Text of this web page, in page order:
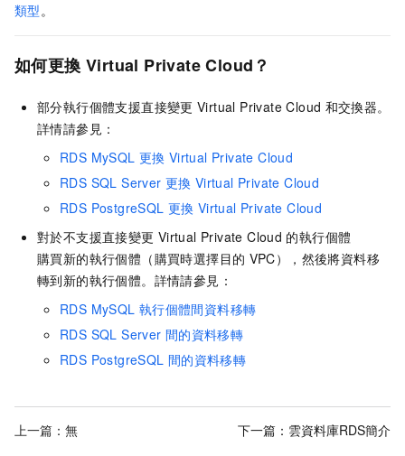
類型。
如何更換 Virtual Private Cloud？
部分執行個體支援直接變更 Virtual Private Cloud 和交換器。
詳情請參見：
RDS MySQL 更換 Virtual Private Cloud
RDS SQL Server 更換 Virtual Private Cloud
RDS PostgreSQL 更換 Virtual Private Cloud
對於不支援直接變更 Virtual Private Cloud 的執行個體
購買新的執行個體（購買時選擇目的 VPC），然後將資料移
轉到新的執行個體。詳情請參見：
RDS MySQL 執行個體間資料移轉
RDS SQL Server 間的資料移轉
RDS PostgreSQL 間的資料移轉
上一篇：無 下一篇： 雲資料庫RDS簡介